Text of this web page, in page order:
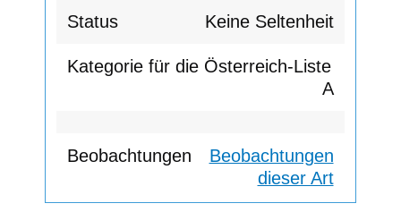
Keine Seltenheit
A
Beobachtungen
dieser Art